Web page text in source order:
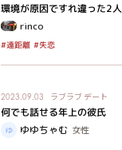
環境が原因ですれ違った2人
rinco
#遠距離 #失恋
2023.09.03 ラブラブ デート
何でも話せる年上の彼氏
ゆゆちゃむ 女性